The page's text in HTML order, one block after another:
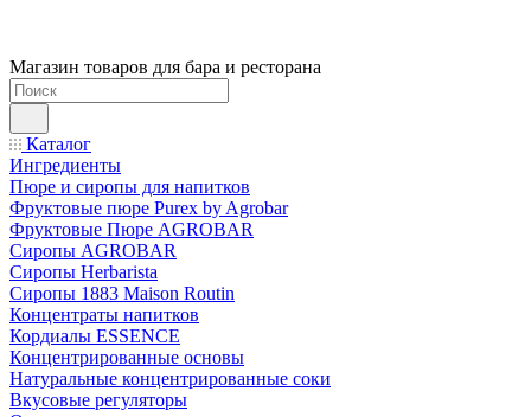
Магазин товаров для бара и ресторана
Каталог
Ингредиенты
Пюре и сиропы для напитков
Фруктовые пюре Purex by Agrobar
Фруктовые Пюре AGROBAR
Сиропы AGROBAR
Сиропы Herbarista
Сиропы 1883 Maison Routin
Концентраты напитков
Кордиалы ESSENCE
Концентрированные основы
Натуральные концентрированные соки
Вкусовые регуляторы